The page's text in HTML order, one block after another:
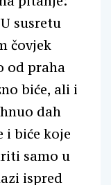
susretu
čovjek
od praha
biće, ali i
dah
i biće koje
samo u
ispred